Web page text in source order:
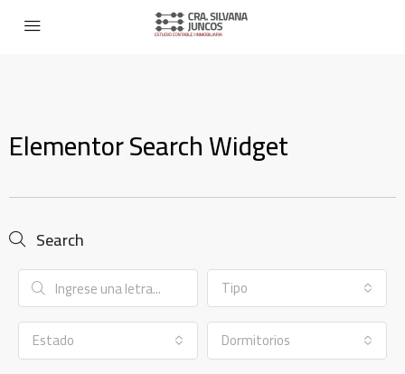
Elementor Search Widget
Search
Tipo
Estado
Dormitorios